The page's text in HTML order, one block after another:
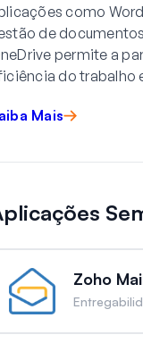
como
de
permite a
do trabalho
Mais
Zoho